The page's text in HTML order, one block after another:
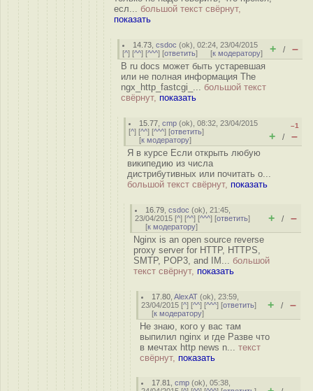
есл... большой текст свёрнут,
показать
14.73 ,csdoc (ok), 02:24, 23/04/2015
[^] [^^] [^^^] [ответить] [к модератору] + / –
В ru docs может быть устаревшая
или не полная информация The
ngx_http_fastcgi_... большой текст
свёрнут, показать
15.77 ,cmp (ok), 08:32, 23/04/2015
[^] [^^] [^^^] [ответить]
[к модератору]
–1
+ / –
Я в курсе Если открыть любую
википедию из числа
дистрибутивных или почитать о...
большой текст свёрнут, показать
16.79 ,csdoc (ok), 21:45,
23/04/2015 [^] [^^] [^^^] [ответить]
[к модератору]
+ / –
Nginx is an open source reverse
proxy server for HTTP, HTTPS,
SMTP, POP3, and IM... большой
текст свёрнут, показать
17.80 ,AlexAT (ok), 23:59,
23/04/2015 [^] [^^] [^^^] [ответить]
[к модератору]
+ / –
Не знаю, кого у вас там
выпилил nginx и где Разве что
в мечтах http news n... текст
свёрнут, показать
17.81 ,cmp (ok), 05:38,